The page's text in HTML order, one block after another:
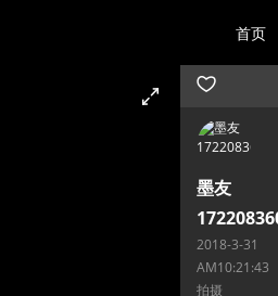
首页
墨友
2018-3-31
AM10:21:43
拍摄